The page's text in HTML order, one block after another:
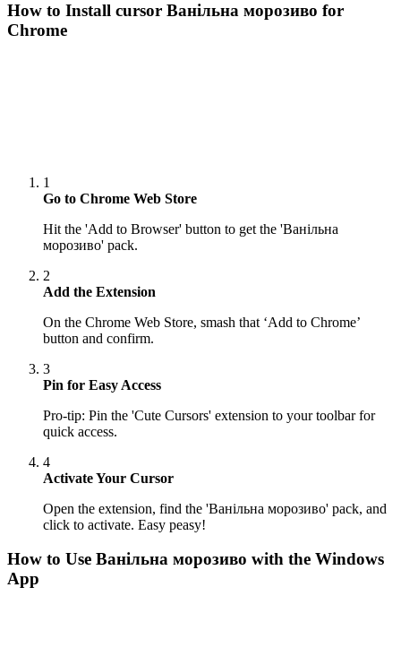
How to Install cursor Ванільна морозиво for
Chrome
1
Go to Chrome Web Store
Hit the 'Add to Browser' button to get the 'Ванільна
морозиво' pack.
2
Add the Extension
On the Chrome Web Store, smash that ‘Add to Chrome’
button and confirm.
3
Pin for Easy Access
Pro-tip: Pin the 'Cute Cursors' extension to your toolbar for
quick access.
4
Activate Your Cursor
Open the extension, find the 'Ванільна морозиво' pack, and
click to activate. Easy peasy!
How to Use Ванільна морозиво with the Windows
App